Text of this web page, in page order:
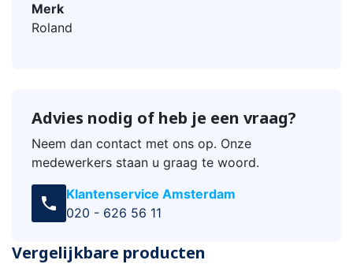
Merk
Roland
Advies nodig of heb je een vraag?
Neem dan contact met ons op. Onze
medewerkers staan u graag te woord.
call
Klantenservice Amsterdam
020 - 626 56 11
Vergelijkbare producten